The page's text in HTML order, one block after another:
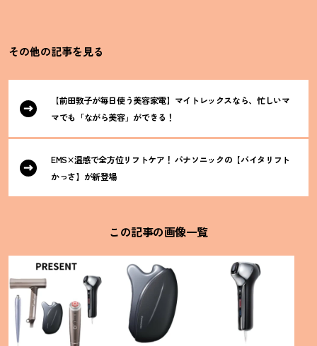
その他の記事を見る
【前田敦子が毎日使う美容家電】マイトレックスなら、忙しいマ
マでも「ながら美容」ができる ！
EMS×温感で全方位リフトケア ！ パナソニックの【バイタリフト
かっさ】が新登場
この記事の画像一覧